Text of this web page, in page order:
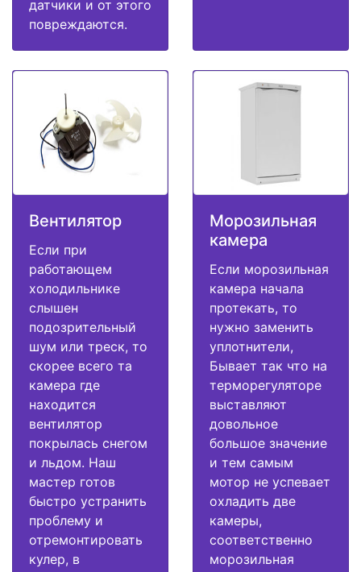
датчики и от этого
повреждаются.
Вентилятор
Если при
работающем
холодильнике
слышен
подозрительный
шум или треск, то
скорее всего та
камера где
находится
вентилятор
покрылась снегом
и льдом. Наш
мастер готов
быстро устранить
проблему и
отремонтировать
кулер, в
Морозильная
камера
Если морозильная
камера начала
протекать, то
нужно заменить
уплотнители,
Бывает так что на
терморегуляторе
выставляют
довольное
большое значение
и тем самым
мотор не успевает
охладить две
камеры,
соответственно
морозильная